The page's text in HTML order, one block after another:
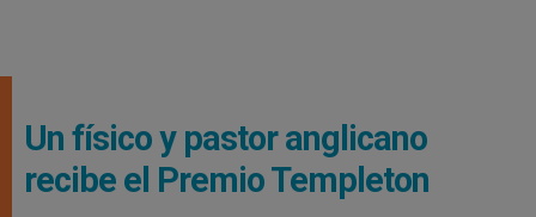
Un físico y pastor anglicano
recibe el Premio Templeton